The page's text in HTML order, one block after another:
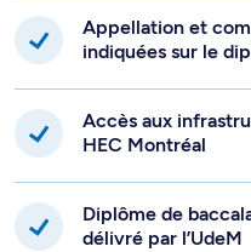
Appellation et
indiquées sur le
Accès aux
HEC Montréal
Diplôme de
délivré par l’UdeM